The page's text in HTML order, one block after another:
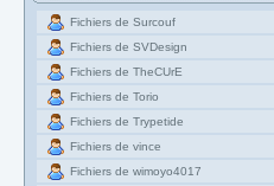
Fichiers de Surcouf
Fichiers de SVDesign
Fichiers de TheCUrE
Fichiers de Torio
Fichiers de Trypetide
Fichiers de vince
Fichiers de wimoyo4017